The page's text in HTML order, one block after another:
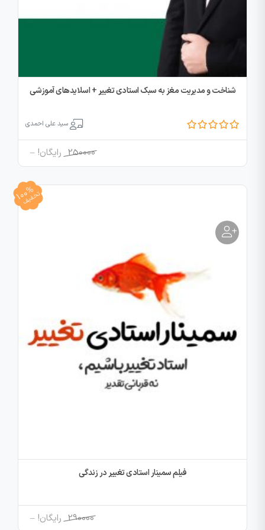
شناخت و مدیریت مغز به سبک استادی تغییر + اسلایدهای آموزشی
سید علی احمدی
رایگان! – 250000
Price
range:
250000
through
رایگان!
100%
تخفیف
فیلم سمینار استادی تغییر در زندگی
رایگان! – 290000
Price